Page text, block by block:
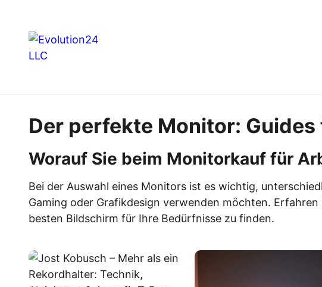
Der perfekte Monitor:
Worauf Sie beim Monitorkauf für
Bei der Auswahl eines Monitors ist es wichtig,
Gaming oder Grafikdesign verwenden möchten.
besten Bildschirm für Ihre Bedürfnisse zu finden.